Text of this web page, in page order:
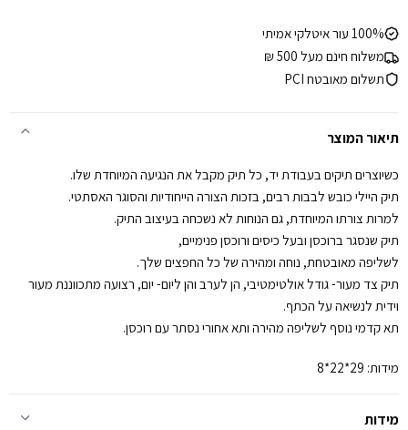
100% עור איטלקי אמיתי
משלוח חינם מעל 500 ₪
תשלום מאובטח PCI
תיאור המוצר
כשיוצרים תיקים בעבודת יד, כל תיק מקבל את הנגיעה המיוחדת שלו.
תיק היילי כובש לבבות רבים, בזכות הצורה הייחודיות והסוגר האסתטי.
למרות צורתו המיוחדת, גם הנוחות לא נשכחה בעיצוב התיק.
תיק שנסגר ברוכסן ובעל כיסים ורוכסן פנימיים,
לשליפה מאובטחת, נוחה ומהירה של כל החפצים שלך.
תיק צד מעור- גודל אולטימטיבי, הן לערב והן ליום- יום, רצועה מתכווננת מעור
וידית לנשיאה על הכתף.
תא קדמי נוסף לשליפה מהירה ותא אחורי נסתר עם רוכסן.
מידות: 29*22*8
מידות